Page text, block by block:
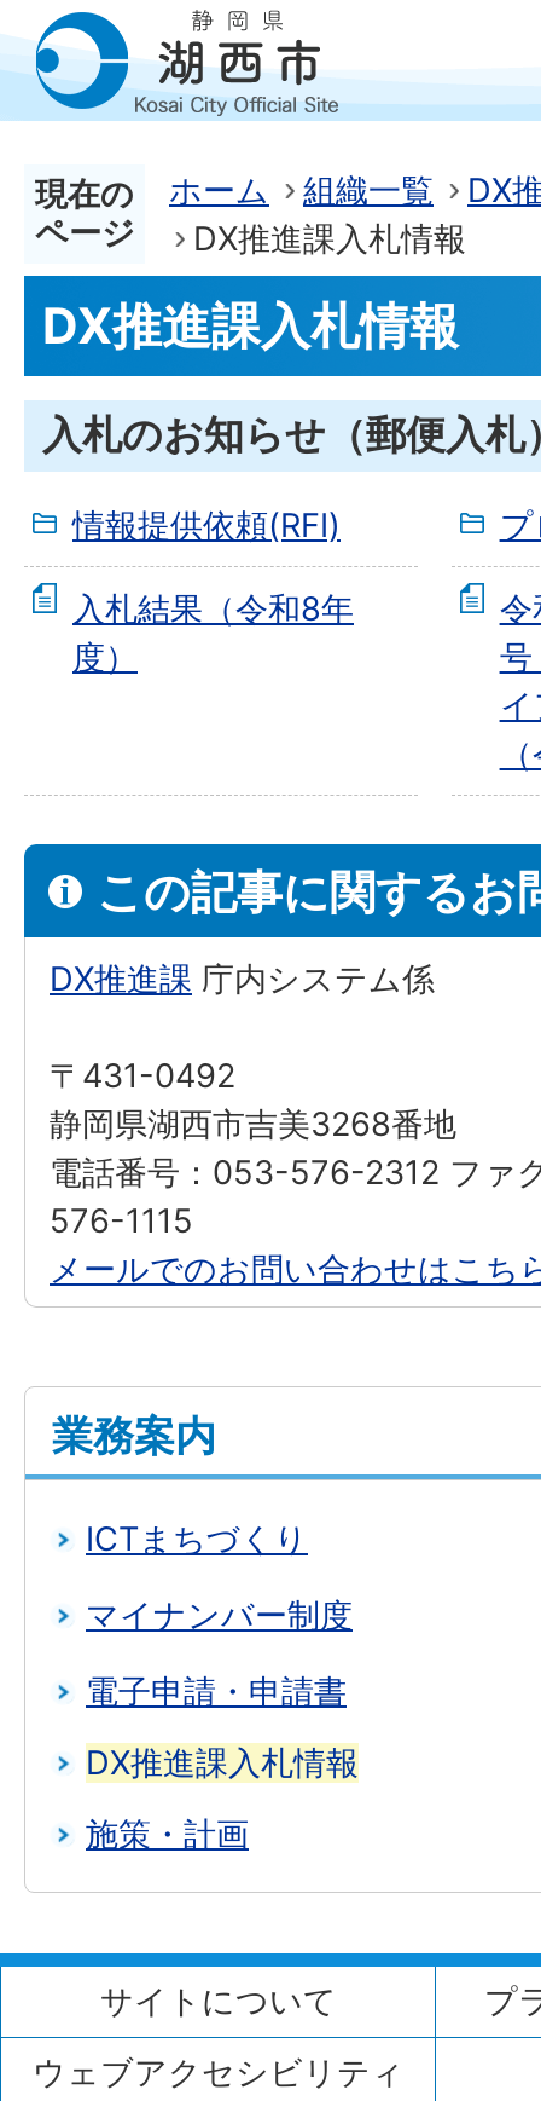
現在の
ページ
ホーム 組織一覧
DX
DX推進課入札情報
DX推進課入札情報
入札のお知らせ（郵便入札
情報提供依頼(RFI)
入札結果（令和8年
度）
号
この記事に関するお
DX推進課 庁内システム係
〒431-0492
静岡県湖西市吉美3268番地
電話番号：053-576-2312 ファ
576-1115
メールでのお問い合わせはこち
業務案内
ICTまちづくり
マイナンバー制度
電子申請・申請書
DX推進課入札情報
施策・計画
サイトについて
プ
ウェブアクセシビリティ